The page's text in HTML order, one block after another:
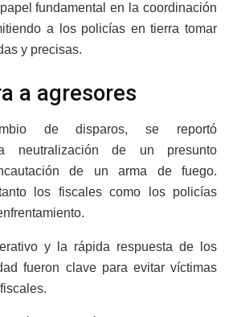
fundamental en la coordinación
a los policías en tierra tomar
y precisas.
a agresores
de disparos, se reportó
neutralización de un presunto
de un arma de fuego.
los fiscales como los policías
y la rápida respuesta de los
fueron clave para evitar víctimas